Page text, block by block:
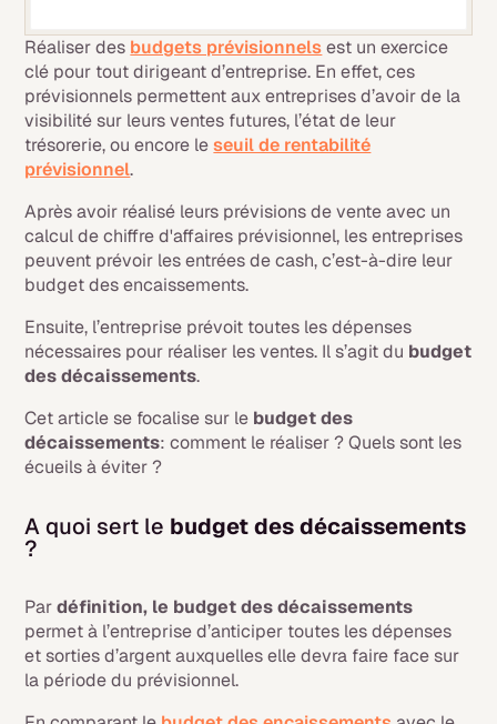
Réaliser des budgets prévisionnelsest un exercice
clé pour tout dirigeant d’entreprise. En effet, ces
prévisionnels permettent aux entreprises d’avoir de la
visibilité sur leurs ventes futures, l’état de leur
trésorerie, ou encore leseuil de rentabilité
prévisionnel.
Après avoir réalisé leurs prévisions de vente avec un
calcul de chiffre d'affaires prévisionnel, les entreprises
peuvent prévoir les entrées de cash, c’est-à-dire leur
budget des encaissements.
Ensuite, l’entreprise prévoit toutes les dépenses
nécessaires pour réaliser les ventes. Il s’agit du budget
des décaissements.
Cet article se focalise sur le budget des
décaissements: comment le réaliser ? Quels sont les
écueils à éviter ?
A quoi sert le budget des décaissements
?
Pardéfinition, le budget des décaissements
permet à l’entreprise d’anticiper toutes les dépenses
et sorties d’argent auxquelles elle devra faire face sur
la période du prévisionnel.